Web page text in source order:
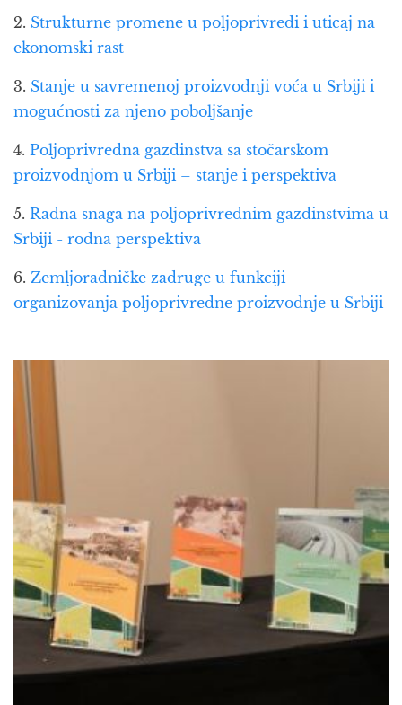
2. Strukturne promene u poljoprivredi i uticaj na
ekonomski rast
3. Stanje u savremenoj proizvodnji voća u Srbiji i
mogućnosti za njeno poboljšanje
4. Poljoprivredna gazdinstva sa stočarskom
proizvodnjom u Srbiji – stanje i perspektiva
5. Radna snaga na poljoprivrednim gazdinstvima u
Srbiji - rodna perspektiva
6. Zemljoradničke zadruge u funkciji
organizovanja poljoprivredne proizvodnje u Srbiji